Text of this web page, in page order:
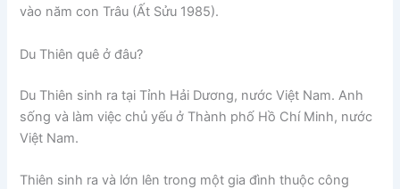
vào năm con Trâu (Ất Sửu 1985).
Du Thiên quê ở đâu?
Du Thiên sinh ra tại Tỉnh Hải Dương, nước Việt Nam. Anh
sống và làm việc chủ yếu ở Thành phố Hồ Chí Minh, nước
Việt Nam.
Thiên sinh ra và lớn lên trong một gia đình thuộc công